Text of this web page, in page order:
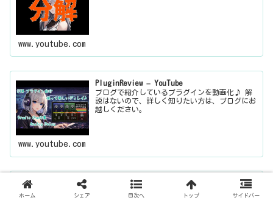
www.youtube.com
PluginReview – YouTube
ブログで紹介しているプラグインを動画化♪ 解
説はないので、詳しく知りたい方は、ブログにお
越しください。
www.youtube.com
歌ってみた♪/VOCALO CHANGER使ってみた
♪_SSS – YouTube
ホーム シェア 目次へ トップ サイドバー